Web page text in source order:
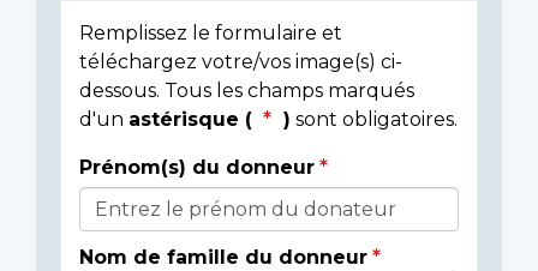
Remplissez le formulaire et
téléchargez votre/vos image(s) ci-
dessous. Tous les champs marqués
d'un astérisque ( ) sont obligatoires.
Donor
Details
Prénom(s) du donneur
Nom de famille du donneur